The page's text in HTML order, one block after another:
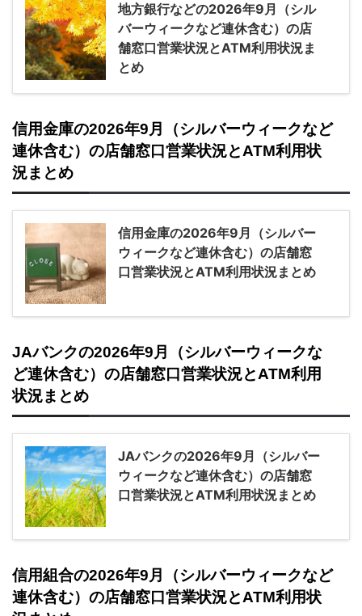
地方銀行などの2026年9月（シル
バーウィークなど連休含む）の店
舗窓口営業状況とATM利用状況ま
とめ
信用金庫の2026年9月（シルバーウィークなど
連休含む）の店舗窓口営業状況とATM利用状
況まとめ
信用金庫の2026年9月（シルバー
ウィークなど連休含む）の店舗窓
口営業状況とATM利用状況まとめ
JAバンクの2026年9月（シルバーウィークな
ど連休含む）の店舗窓口営業状況とATM利用
状況まとめ
JAバンクの2026年9月（シルバー
ウィークなど連休含む）の店舗窓
口営業状況とATM利用状況まとめ
信用組合の2026年9月（シルバーウィークなど
連休含む）の店舗窓口営業状況とATM利用状